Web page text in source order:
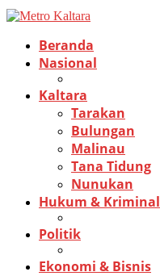
Beranda
Nasional
Kaltara
Tarakan
Bulungan
Malinau
Tana Tidung
Nunukan
Hukum & Kriminal
Politik
Ekonomi & Bisnis